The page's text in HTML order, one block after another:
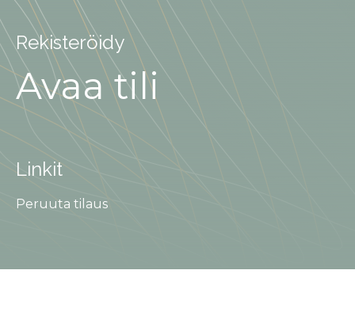
Rekisteröidy
Avaa tili
Linkit
Peruuta tilaus